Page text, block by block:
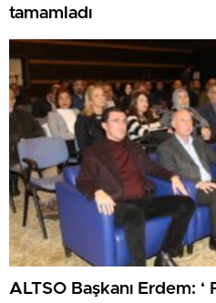
tamamladı
ALTSO Başkanı Erdem: